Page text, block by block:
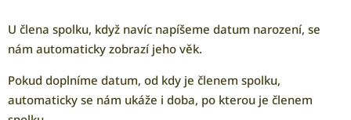
U člena spolku, když navíc napíšeme datum narození, se
nám automaticky zobrazí jeho věk.
Pokud doplníme datum, od kdy je členem spolku,
automaticky se nám ukáže i doba, po kterou je členem